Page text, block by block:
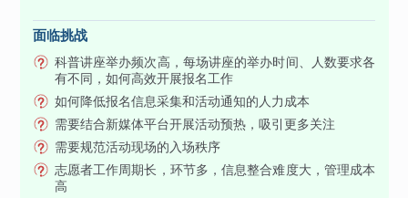
面临挑战
科普讲座举办频次高，每场讲座的举办时间、人数要求各
有不同，如何高效开展报名工作
如何降低报名信息采集和活动通知的人力成本
需要结合新媒体平台开展活动预热，吸引更多关注
需要规范活动现场的入场秩序
志愿者工作周期长，环节多，信息整合难度大，管理成本
高